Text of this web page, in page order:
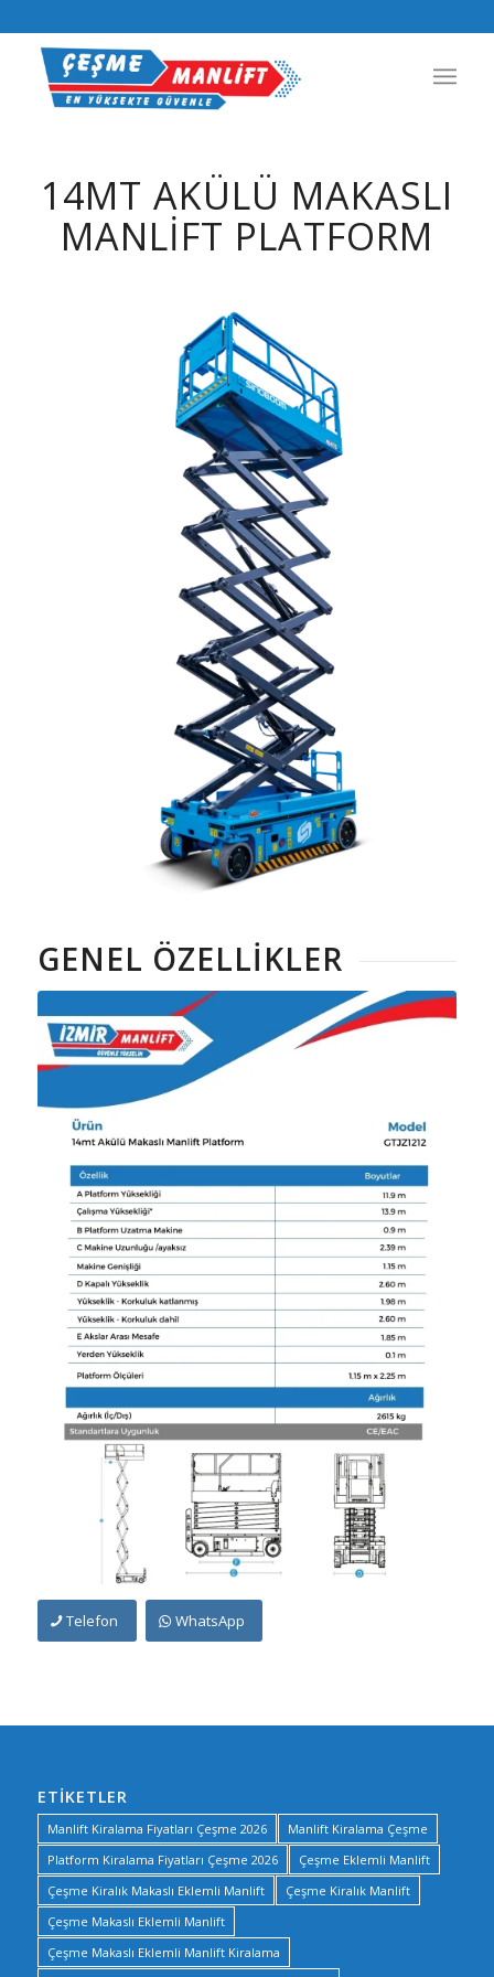
14MT AKÜLÜ MAKASLI
MANLIFT PLATFORM
GENEL ÖZELLIKLER
Telefon WhatsApp
ETIKETLER
Manlift Kiralama Fiyatları Çeşme 2026
Manlift Kiralama Çeşme
Platform Kiralama Fiyatları Çeşme 2026
Çeşme Eklemli Manlift
Çeşme Kiralık Makaslı Eklemli Manlift
Çeşme Kiralık Manlift
Çeşme Makaslı Eklemli Manlift
Çeşme Makaslı Eklemli Manlift Kiralama